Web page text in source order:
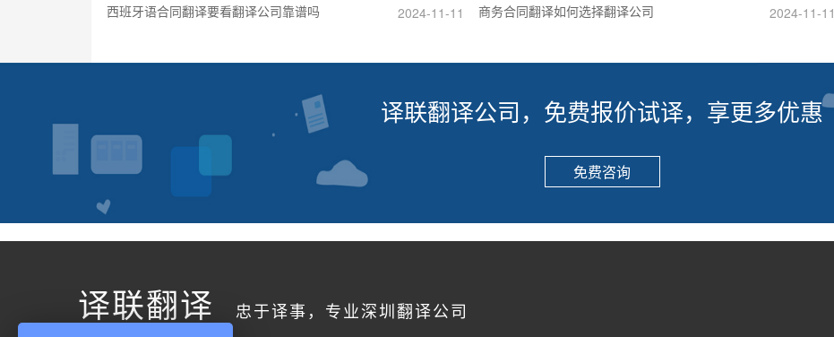
西班牙语合同翻译要看翻译公司靠谱吗
2024-11-11 商务合同翻译如何选择翻译公司 2024-11-11
译联翻译公司，免费报价试译，享更多优惠
免费咨询
译联翻译 忠于译事，专业深圳翻译公司